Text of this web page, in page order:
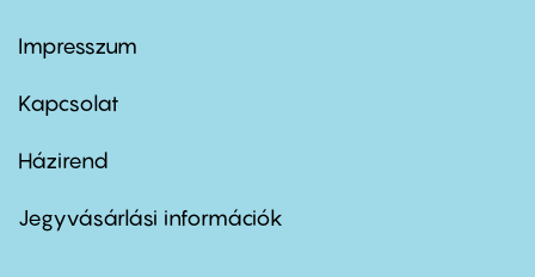
Footer
first
Impresszum
Kapcsolat
Footer
second
Házirend
Jegyvásárlási információk